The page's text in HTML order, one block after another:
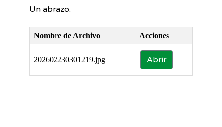
Un abrazo.
Nombre de Archivo Acciones
202602230301219.jpg Abrir